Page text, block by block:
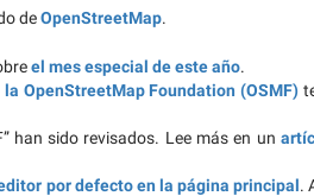
deOpenStreetMap.
el mes especial de este año.
OpenStreetMap Foundation (OSMF)
han sido revisados. Lee más en un
por defecto en la página principal.